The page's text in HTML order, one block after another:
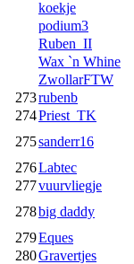
koekje
podium3
Ruben_II
Wax `n Whine
ZwollarFTW
273rubenb
274Priest_TK
275sanderr16
276Labtec
277vuurvliegje
278big daddy
279Eques
280Gravertjes